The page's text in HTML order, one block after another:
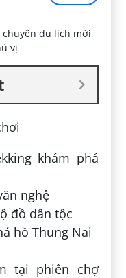
khám phá
nghệ
đồ dân tộc
hồ Thung Nai
tại phiên chợ